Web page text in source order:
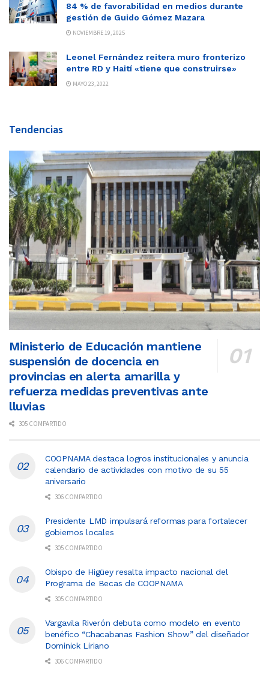
84 % de favorabilidad en medios durante
gestión de Guido Gómez Mazara
NOVIEMBRE 19, 2025
Leonel Fernández reitera muro fronterizo
entre RD y Haití «tiene que construirse»
MAYO 23, 2022
Tendencias
Ministerio de Educación mantiene
suspensión de docencia en
provincias en alerta amarilla y
refuerza medidas preventivas ante
lluvias
305 COMPARTIDO
COOPNAMA destaca logros institucionales y anuncia
calendario de actividades con motivo de su 55
aniversario
306 COMPARTIDO
Presidente LMD impulsará reformas para fortalecer
gobiernos locales
305 COMPARTIDO
Obispo de Higüey resalta impacto nacional del
Programa de Becas de COOPNAMA
305 COMPARTIDO
Vargavila Riverón debuta como modelo en evento
benéfico “Chacabanas Fashion Show” del diseñador
Dominick Liriano
306 COMPARTIDO